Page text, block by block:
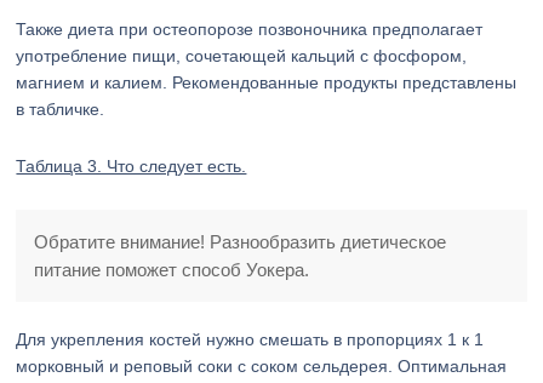
Также диета при остеопорозе позвоночника предполагает
употребление пищи, сочетающей кальций с фосфором,
магнием и калием. Рекомендованные продукты представлены
в табличке.
Таблица 3. Что следует есть.
Обратите внимание! Разнообразить диетическое
питание поможет способ Уокера.
Для укрепления костей нужно смешать в пропорциях 1 к 1
морковный и реповый соки с соком сельдерея. Оптимальная